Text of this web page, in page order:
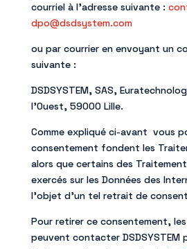
courriel à l’adresse suivante :
dpo@dsdsystem.com
ou par courrier en envoyant un
suivante :
DSDSYSTEM, SAS,
l’Ouest, 59000 Lille.
Comme expliqué ci-avant vous
consentement fondent les
alors que certains des
exercés sur les Données des
l’objet d’un tel retrait de
Pour retirer ce consentement,
peuvent contacter DSDSYSTEM